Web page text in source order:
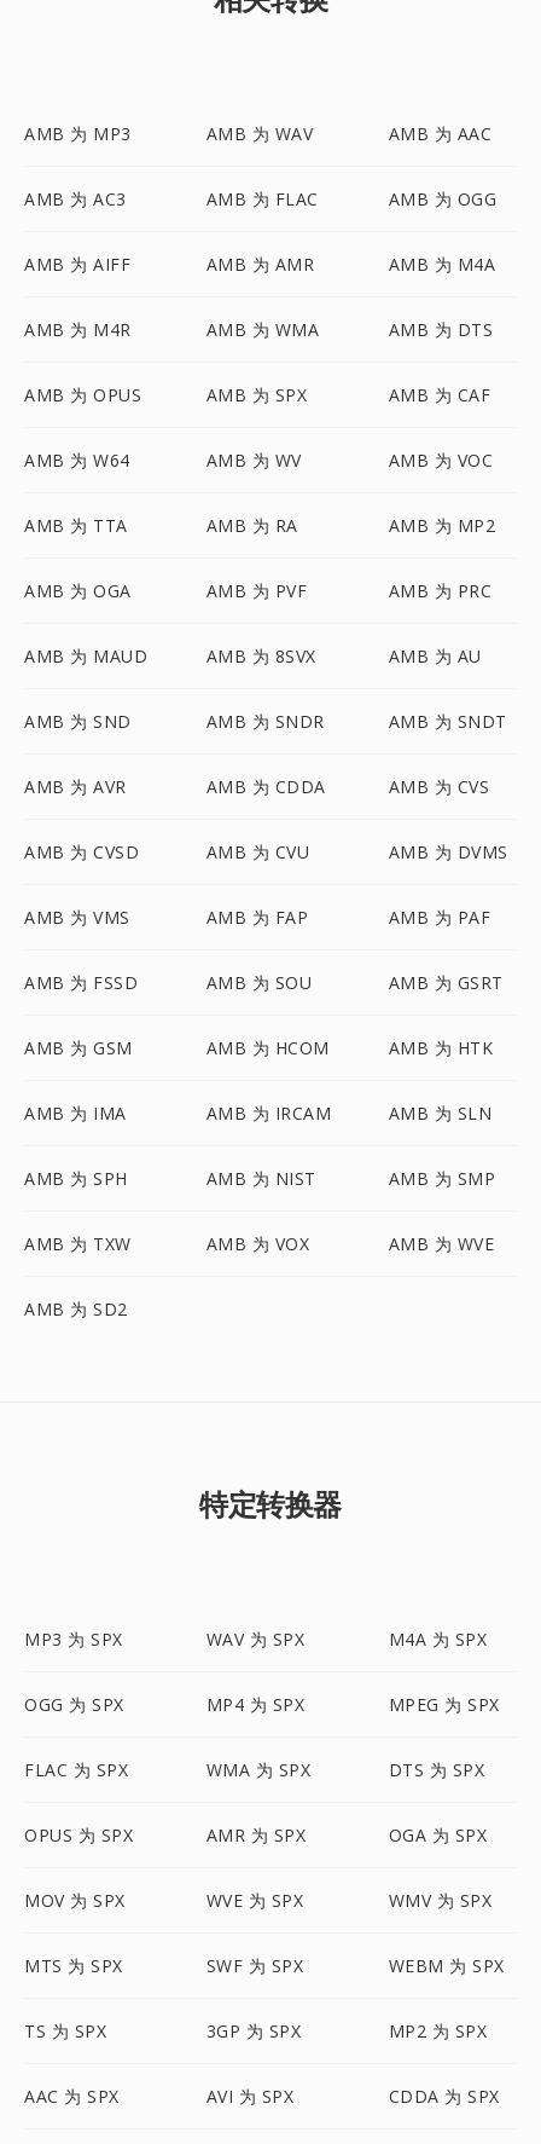
AMB 为 MP3 AMB 为 WAV AMB 为 AAC
AMB 为 AC3 AMB 为 FLAC AMB 为 OGG
AMB 为 AIFF AMB 为 AMR AMB 为 M4A
AMB 为 M4R AMB 为 WMA AMB 为 DTS
AMB 为 OPUS AMB 为 SPX AMB 为 CAF
AMB 为 W64 AMB 为 WV AMB 为 VOC
AMB 为 TTA AMB 为 RA AMB 为 MP2
AMB 为 OGA AMB 为 PVF AMB 为 PRC
AMB 为 MAUD AMB 为 8SVX AMB 为 AU
AMB 为 SND AMB 为 SNDR AMB 为 SNDT
AMB 为 AVR AMB 为 CDDA AMB 为 CVS
AMB 为 CVSD AMB 为 CVU AMB 为 DVMS
AMB 为 VMS AMB 为 FAP AMB 为 PAF
AMB 为 FSSD AMB 为 SOU AMB 为 GSRT
AMB 为 GSM AMB 为 HCOM AMB 为 HTK
AMB 为 IMA AMB 为 IRCAM AMB 为 SLN
AMB 为 SPH AMB 为 NIST AMB 为 SMP
AMB 为 TXW AMB 为 VOX AMB 为 WVE
AMB 为 SD2
特定转换器
MP3 为 SPX WAV 为 SPX M4A 为 SPX
OGG 为 SPX MP4 为 SPX MPEG 为 SPX
FLAC 为 SPX WMA 为 SPX DTS 为 SPX
OPUS 为 SPX AMR 为 SPX OGA 为 SPX
MOV 为 SPX WVE 为 SPX WMV 为 SPX
MTS 为 SPX SWF 为 SPX WEBM 为 SPX
TS 为 SPX 3GP 为 SPX MP2 为 SPX
AAC 为 SPX AVI 为 SPX CDDA 为 SPX